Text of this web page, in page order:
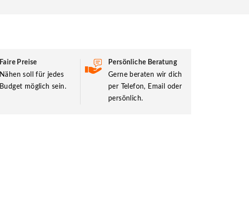
Faire Preise
Nähen soll für jedes
Budget möglich sein.
Persönliche Beratung
Gerne beraten wir dich
per Telefon, Email oder
persönlich.